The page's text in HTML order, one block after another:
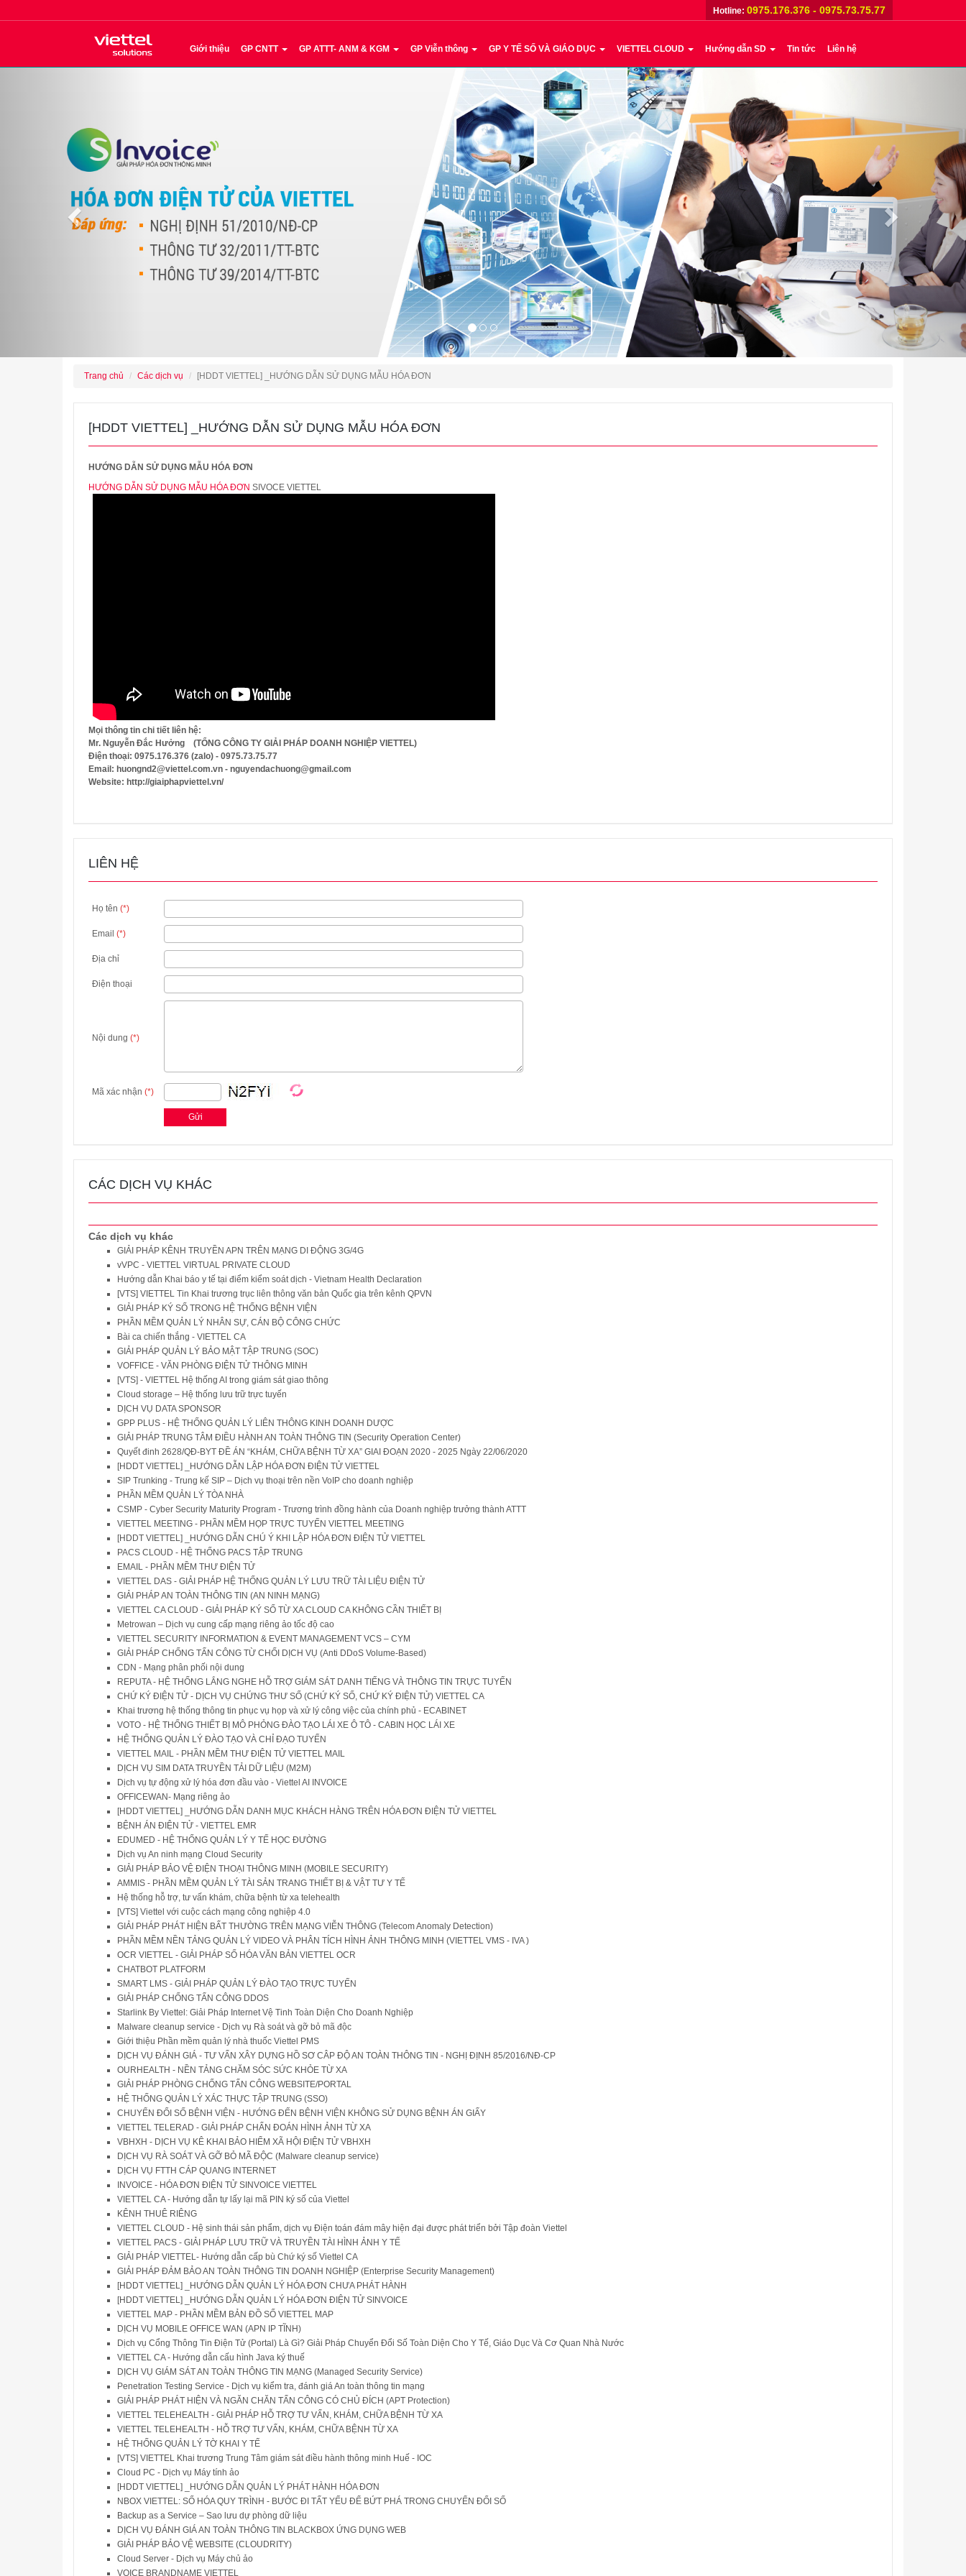
Hotline: 0975.176.376 - 0975.73.75.77
Giới thiệu GP CNTT GP ATTT- ANM & KGM GP Viễn thông GP Y TẾ SỐ VÀ GIÁO DỤC VIETTEL CLOUD Hướng dẫn SD Tin tức Liên hệ
Trang chủ Các dịch vụ [HDDT VIETTEL] _HƯỚNG DẪN SỬ DỤNG MẪU HÓA ĐƠN
[HDDT VIETTEL] _HƯỚNG DẪN SỬ DỤNG MẪU HÓA ĐƠN
HƯỚNG DẪN SỬ DỤNG MẪU HÓA ĐƠN
HƯỚNG DẪN SỬ DỤNG MẪU HÓA ĐƠN SIVOCE VIETTEL
Mọi thông tin chi tiết liên hệ:
Mr. Nguyễn Đắc Hưởng (TỔNG CÔNG TY GIẢI PHÁP DOANH NGHIỆP VIETTEL)
Điện thoại: 0975.176.376 (zalo) - 0975.73.75.77
Email: huongnd2@viettel.com.vn - nguyendachuong@gmail.com
Website: http://giaiphapviettel.vn/
LIÊN HỆ
Họ tên (*)
Email (*)
Địa chỉ
Điện thoại
Nội dung (*)
Mã xác nhận (*)
CÁC DỊCH VỤ KHÁC
Các dịch vụ khác
GIẢI PHÁP KÊNH TRUYỀN APN TRÊN MẠNG DI ĐỘNG 3G/4G
vVPC - VIETTEL VIRTUAL PRIVATE CLOUD
Hướng dẫn Khai báo y tế tại điểm kiểm soát dịch - Vietnam Health Declaration
[VTS] VIETTEL Tin Khai trương trục liên thông văn bản Quốc gia trên kênh QPVN
GIẢI PHÁP KÝ SỐ TRONG HỆ THỐNG BỆNH VIỆN
PHẦN MỀM QUẢN LÝ NHÂN SỰ, CÁN BỘ CÔNG CHỨC
Bài ca chiến thắng - VIETTEL CA
GIẢI PHÁP QUẢN LÝ BẢO MẬT TẬP TRUNG (SOC)
VOFFICE - VĂN PHÒNG ĐIỆN TỬ THÔNG MINH
[VTS] - VIETTEL Hệ thống AI trong giám sát giao thông
Cloud storage – Hệ thống lưu trữ trực tuyến
DỊCH VỤ DATA SPONSOR
GPP PLUS - HỆ THỐNG QUẢN LÝ LIÊN THÔNG KINH DOANH DƯỢC
GIẢI PHÁP TRUNG TÂM ĐIỀU HÀNH AN TOÀN THÔNG TIN (Security Operation Center)
Quyết đinh 2628/QĐ-BYT ĐỀ ÁN “KHÁM, CHỮA BỆNH TỪ XA” GIAI ĐOẠN 2020 - 2025 Ngày 22/06/2020
[HDDT VIETTEL] _HƯỚNG DẪN LẬP HÓA ĐƠN ĐIỆN TỬ VIETTEL
SIP Trunking - Trung kế SIP – Dịch vụ thoại trên nền VoIP cho doanh nghiệp
PHẦN MỀM QUẢN LÝ TÒA NHÀ
CSMP - Cyber Security Maturity Program - Trương trình đồng hành của Doanh nghiệp trưởng thành ATTT
VIETTEL MEETING - PHẦN MỀM HỌP TRỰC TUYẾN VIETTEL MEETING
[HDDT VIETTEL] _HƯỚNG DẪN CHÚ Ý KHI LẬP HÓA ĐƠN ĐIỆN TỬ VIETTEL
PACS CLOUD - HỆ THỐNG PACS TẬP TRUNG
EMAIL - PHẦN MỀM THƯ ĐIỆN TỬ
VIETTEL DAS - GIẢI PHÁP HỆ THỐNG QUẢN LÝ LƯU TRỮ TÀI LIỆU ĐIỆN TỬ
GIẢI PHÁP AN TOÀN THÔNG TIN (AN NINH MẠNG)
VIETTEL CA CLOUD - GIẢI PHÁP KÝ SỐ TỪ XA CLOUD CA KHÔNG CẦN THIẾT BỊ
Metrowan – Dịch vụ cung cấp mạng riêng ảo tốc độ cao
VIETTEL SECURITY INFORMATION & EVENT MANAGEMENT VCS – CYM
GIẢI PHÁP CHỐNG TẤN CÔNG TỪ CHỐI DỊCH VỤ (Anti DDoS Volume-Based)
CDN - Mạng phân phối nội dung
REPUTA - HỆ THỐNG LẮNG NGHE HỖ TRỢ GIÁM SÁT DANH TIẾNG VÀ THÔNG TIN TRỰC TUYẾN
CHỨ KÝ ĐIỆN TỬ - DỊCH VỤ CHỨNG THƯ SỐ (CHỨ KÝ SỐ, CHỨ KÝ ĐIỆN TỬ) VIETTEL CA
Khai trương hệ thống thông tin phục vụ họp và xử lý công việc của chính phủ - ECABINET
VOTO - HỆ THỐNG THIẾT BỊ MÔ PHỎNG ĐÀO TẠO LÁI XE Ô TÔ - CABIN HỌC LÁI XE
HỆ THỐNG QUẢN LÝ ĐÀO TẠO VÀ CHỈ ĐẠO TUYẾN
VIETTEL MAIL - PHẦN MỀM THƯ ĐIỆN TỬ VIETTEL MAIL
DỊCH VỤ SIM DATA TRUYỀN TẢI DỮ LIỆU (M2M)
Dịch vụ tự động xử lý hóa đơn đầu vào - Viettel AI INVOICE
OFFICEWAN- Mạng riêng ảo
[HDDT VIETTEL] _HƯỚNG DẪN DANH MỤC KHÁCH HÀNG TRÊN HÓA ĐƠN ĐIỆN TỬ VIETTEL
BỆNH ÁN ĐIỆN TỬ - VIETTEL EMR
EDUMED - HỆ THỐNG QUẢN LÝ Y TẾ HỌC ĐƯỜNG
Dịch vụ An ninh mạng Cloud Security
GIẢI PHÁP BẢO VỆ ĐIỆN THOẠI THÔNG MINH (MOBILE SECURITY)
AMMIS - PHẦN MỀM QUẢN LÝ TÀI SẢN TRANG THIẾT BỊ & VẬT TƯ Y TẾ
Hệ thống hỗ trợ, tư vấn khám, chữa bệnh từ xa telehealth
[VTS] Viettel với cuộc cách mạng công nghiệp 4.0
GIẢI PHÁP PHÁT HIỆN BẤT THƯỜNG TRÊN MẠNG VIỄN THÔNG (Telecom Anomaly Detection)
PHẦN MỀM NỀN TẢNG QUẢN LÝ VIDEO VÀ PHÂN TÍCH HÌNH ẢNH THÔNG MINH (VIETTEL VMS - IVA )
OCR VIETTEL - GIẢI PHÁP SỐ HÓA VĂN BẢN VIETTEL OCR
CHATBOT PLATFORM
SMART LMS - GIẢI PHÁP QUẢN LÝ ĐÀO TẠO TRỰC TUYẾN
GIẢI PHÁP CHỐNG TẤN CÔNG DDOS
Starlink By Viettel: Giải Pháp Internet Vệ Tinh Toàn Diện Cho Doanh Nghiệp
Malware cleanup service - Dịch vụ Rà soát và gỡ bỏ mã độc
Giới thiệu Phần mềm quản lý nhà thuốc Viettel PMS
DỊCH VỤ ĐÁNH GIÁ - TƯ VẤN XÂY DỰNG HỒ SƠ CÂP ĐỘ AN TOÀN THÔNG TIN - NGHỊ ĐỊNH 85/2016/NĐ-CP
OURHEALTH - NỀN TẢNG CHĂM SÓC SỨC KHỎE TỪ XA
GIẢI PHÁP PHÒNG CHỐNG TẤN CÔNG WEBSITE/PORTAL
HỆ THỐNG QUẢN LÝ XÁC THỰC TẬP TRUNG (SSO)
CHUYỂN ĐỔI SỐ BỆNH VIỆN - HƯỚNG ĐẾN BỆNH VIỆN KHÔNG SỬ DỤNG BỆNH ÁN GIẤY
VIETTEL TELERAD - GIẢI PHÁP CHẨN ĐOÁN HÌNH ẢNH TỪ XA
VBHXH - DỊCH VỤ KÊ KHAI BẢO HIỂM XÃ HỘI ĐIỆN TỬ VBHXH
DỊCH VỤ RÀ SOÁT VÀ GỠ BỎ MÃ ĐỘC (Malware cleanup service)
DỊCH VỤ FTTH CÁP QUANG INTERNET
INVOICE - HÓA ĐƠN ĐIỆN TỬ SINVOICE VIETTEL
VIETTEL CA - Hướng dẫn tự lấy lại mã PIN ký số của Viettel
KÊNH THUÊ RIÊNG
VIETTEL CLOUD - Hệ sinh thái sản phẩm, dịch vụ Điện toán đám mây hiện đại được phát triển bởi Tập đoàn Viettel
VIETTEL PACS - GIẢI PHÁP LƯU TRỮ VÀ TRUYỀN TÀI HÌNH ẢNH Y TẾ
GIẢI PHÁP VIETTEL- Hướng dẫn cấp bù Chứ ký số Viettel CA
GIẢI PHÁP ĐẢM BẢO AN TOÀN THÔNG TIN DOANH NGHIỆP (Enterprise Security Management)
[HDDT VIETTEL] _HƯỚNG DẪN QUẢN LÝ HÓA ĐƠN CHƯA PHÁT HÀNH
[HDDT VIETTEL] _HƯỚNG DẪN QUẢN LÝ HÓA ĐƠN ĐIỆN TỬ SINVOICE
VIETTEL MAP - PHẦN MỀM BẢN ĐỒ SỐ VIETTEL MAP
DỊCH VỤ MOBILE OFFICE WAN (APN IP TĨNH)
Dịch vụ Cổng Thông Tin Điện Tử (Portal) Là Gì? Giải Pháp Chuyển Đổi Số Toàn Diện Cho Y Tế, Giáo Dục Và Cơ Quan Nhà Nước
VIETTEL CA - Hướng dẫn cấu hình Java ký thuế
DỊCH VỤ GIÁM SÁT AN TOÀN THÔNG TIN MẠNG (Managed Security Service)
Penetration Testing Service - Dịch vụ kiểm tra, đánh giá An toàn thông tin mạng
GIẢI PHÁP PHÁT HIỆN VÀ NGĂN CHĂN TẤN CÔNG CÓ CHỦ ĐÍCH (APT Protection)
VIETTEL TELEHEALTH - GIẢI PHÁP HỖ TRỢ TƯ VẤN, KHÁM, CHỮA BỆNH TỪ XA
VIETTEL TELEHEALTH - HỖ TRỢ TƯ VẤN, KHÁM, CHỮA BỆNH TỪ XA
HỆ THỐNG QUẢN LÝ TỜ KHAI Y TẾ
[VTS] VIETTEL Khai trương Trung Tâm giám sát điều hành thông minh Huế - IOC
Cloud PC - Dịch vụ Máy tính ảo
[HDDT VIETTEL] _HƯỚNG DẪN QUẢN LÝ PHÁT HÀNH HÓA ĐƠN
NBOX VIETTEL: SỐ HÓA QUY TRÌNH - BƯỚC ĐI TẤT YẾU ĐỂ BỨT PHÁ TRONG CHUYỂN ĐỔI SỐ
Backup as a Service – Sao lưu dự phòng dữ liệu
DỊCH VỤ ĐÁNH GIÁ AN TOÀN THÔNG TIN BLACKBOX ỨNG DỤNG WEB
GIẢI PHÁP BẢO VỆ WEBSITE (CLOUDRITY)
Cloud Server - Dịch vụ Máy chủ ảo
VOICE BRANDNAME VIETTEL